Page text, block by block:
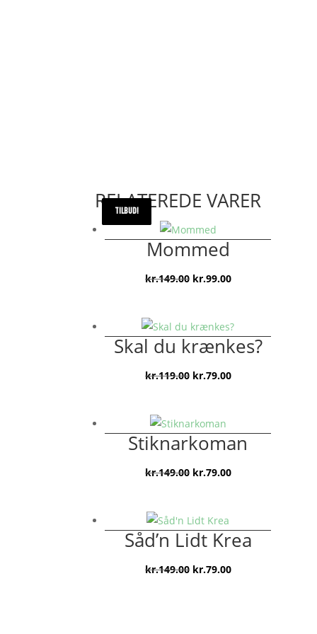
RELATEREDE VARER
TILBUD!
Mommed
kr.149.00 Den
var:
kr.149.00.
kr.99.00Den
er:
kr.99.00.
TILBUD!
Skal du krænkes?
kr.119.00 Den
var:
kr.119.00.
kr.79.00Den
er:
kr.79.00.
TILBUD!
Stiknarkoman
kr.149.00 Den
var:
kr.149.00.
kr.79.00Den
er:
kr.79.00.
TILBUD!
Såd’n Lidt Krea
kr.149.00 Den
kr.79.00Den